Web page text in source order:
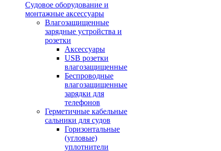
Судовое оборудование и
монтажные аксессуары
Влагозащищенные
зарядные устройства и
розетки
Аксессуары
USB розетки
влагозащищенные
Беспроводные
влагозащищенные
зарядки для
телефонов
Герметичные кабельные
сальники для судов
Горизонтальные
(угловые)
уплотнители